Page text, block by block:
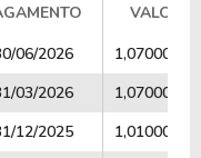
VALOR
VALOR
06/2026
1,07000000
03/2026
1,07000000
12/2025
1,01000000